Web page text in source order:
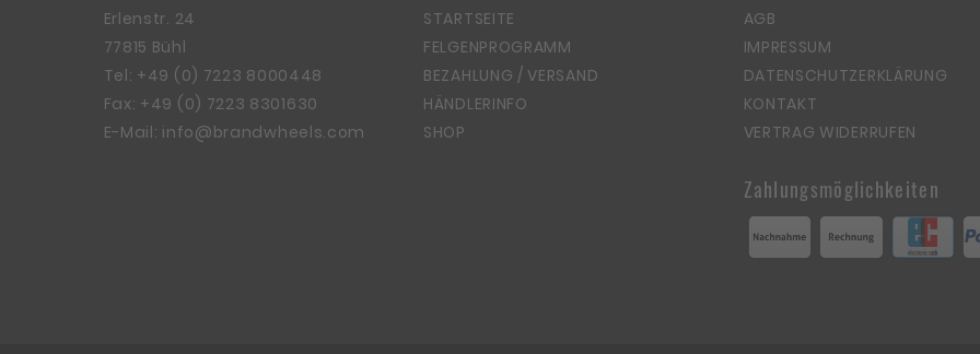
Erlenstr. 24
77815 Bühl
Tel: +49 (0) 7223 8000448
Fax: +49 (0) 7223 8301630
E-Mail: info@brandwheels.com
STARTSEITE
FELGENPROGRAMM
BEZAHLUNG / VERSAND
HÄNDLERINFO
SHOP
AGB
IMPRESSUM
DATENSCHUTZERKLÄRUNG
KONTAKT
VERTRAG WIDERRUFEN
Zahlungsmöglichkeiten